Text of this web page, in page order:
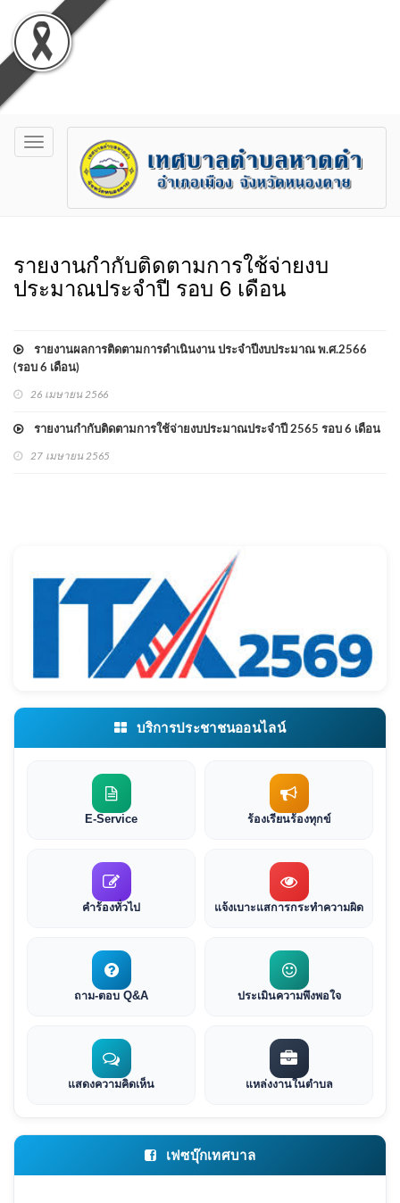
Toggle
navigation
รายงานกำกับติดตามการใช้จ่ายงบ
ประมาณประจำปี รอบ 6 เดือน
รายงานผลการติดตามการดำเนินงาน ประจำปีงบประมาณ พ.ศ.2566
(รอบ 6 เดือน)
26 เมษายน 2566
รายงานกำกับติดตามการใช้จ่ายงบประมาณประจำปี 2565 รอบ 6 เดือน
27 เมษายน 2565
บริการประชาชนออนไลน์
E-Service ร้องเรียนร้องทุกข์
คำร้องทั่วไป แจ้งเบาะแสการกระทำความผิด
ถาม-ตอบ Q&A ประเมินความพึงพอใจ
แสดงความคิดเห็น แหล่งงานในตำบล
เฟซบุ๊กเทศบาล